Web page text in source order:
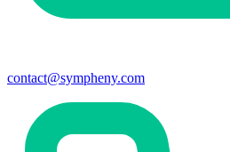
contact@sympheny.com